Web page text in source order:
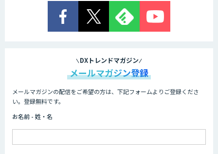
DXトレンドマガジン
メールマガジン登録
メールマガジンの配信をご希望の方は、下記フォームよりご登録くださ
い。登録無料です。
お名前 - 姓・名